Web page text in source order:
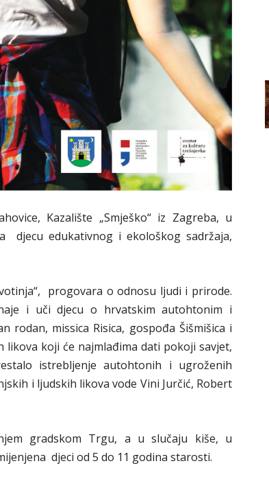
Kazalište „Smješko“ iz Zagreba, u
djecu edukativnog i ekološkog sadržaja,
progovara o odnosu ljudi i prirode.
i uči djecu o hrvatskim autohtonim i
rodan, missica Risica, gospođa Šišmišica i
koji će najmlađima dati pokoji savjet,
istrebljenje autohtonih i ugroženih
i ljudskih likova vode Vini Jurčić, Robert
gradskom Trgu, a u slučaju kiše, u
djeci od 5 do 11 godina starosti.